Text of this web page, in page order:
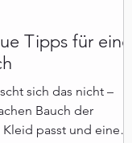
Tipps für einen
sich das nicht –
Bauch der
passt und eine